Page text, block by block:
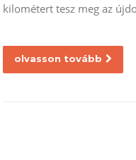
kilométert tesz meg az
olvasson tovább